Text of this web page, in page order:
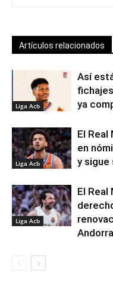
Artículos relacionados
Liga Acb
Así
ya
Liga Acb
El
en
y sigue
Liga Acb
El Real